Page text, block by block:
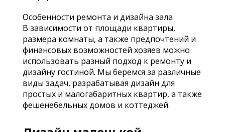
Особенности ремонта и дизайна зала
В зависимости от площади квартиры,
размера комнаты, а также предпочтений и
финансовых возможностей хозяев можно
использовать разный подход к ремонту и
дизайну гостиной. Мы беремся за различные
виды задач, разрабатывая дизайн для
простых и малогабаритных квартир, а также
фешенебельных домов и коттеджей.